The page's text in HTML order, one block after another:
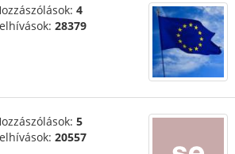
4
28379
5
20557